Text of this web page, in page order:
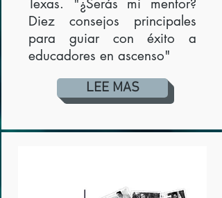
Texas. "¿Serás mi mentor?
Diez consejos principales
para guiar con éxito a
educadores en ascenso"
LEE MAS